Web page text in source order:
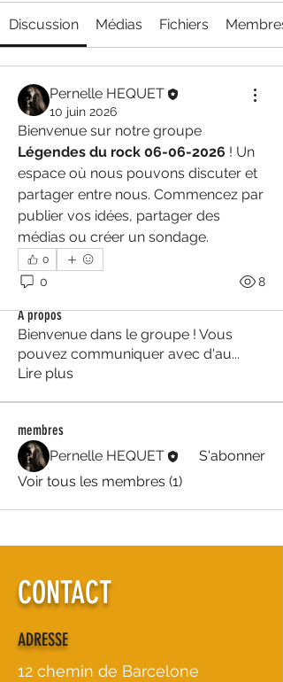
Discussion Médias Fichiers Membres
Pernelle HEQUET
10 juin 2026
Légendes du rock 06-06-2026 ! Un
espace où nous pouvons discuter et
partager entre nous. Commencez par
publier vos idées, partager des
médias ou créer un sondage.
0
0 8
À propos
Bienvenue dans le groupe ! Vous
pouvez communiquer avec d'au...
Lire plus
membres
Pernelle HEQUET
S'abonner
Voir tous les membres (1)
CONTACT
ADRESSE
12 chemin de Barcelone